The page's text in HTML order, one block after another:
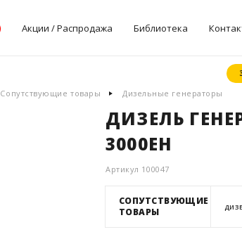
Акции / Распродажа Библиотека
Документы
Опросные листы
Статьи
сертификаты
Сопутствующие товары Дизельные генераторы
ДИЗЕЛЬ
3000EH
Артикул 100047
СОПУТСТВУЮЩИЕ
ТОВАРЫ